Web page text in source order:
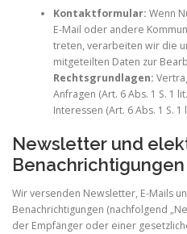
Kontaktformular: Wenn
E-Mail oder andere
treten, verarbeiten wir die
mitgeteilten Daten zur
Rechtsgrundlagen:
Anfragen (Art. 6 Abs. 1 S. 1
Interessen (Art. 6 Abs. 1 S. 1
Newsletter und
Benachrichtigungen
Wir versenden Newsletter, E-Mails
Benachrichtigungen (nachfolgend
der Empfänger oder einer